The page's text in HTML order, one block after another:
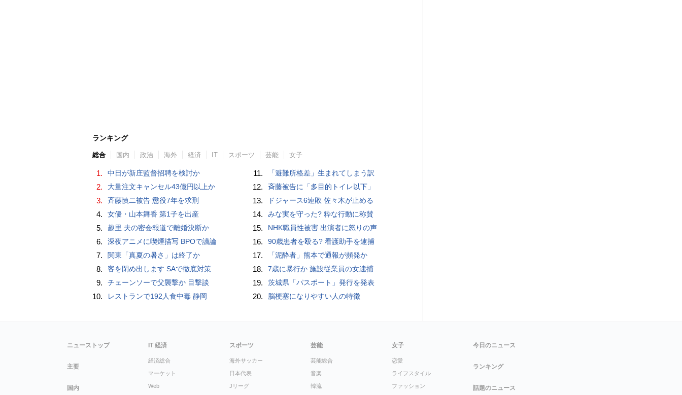
ランキング
総合 国内 政治 海外 経済 IT スポーツ 芸能 女子
1. 中日が新庄監督招聘を検討か
2. 大量注文キャンセル43億円以上か
3. 斉藤慎二被告 懲役7年を求刑
4. 女優・山本舞香 第1子を出産
5. 趣里 夫の密会報道で離婚決断か
6. 深夜アニメに喫煙描写 BPOで議論
7. 関東「真夏の暑さ」は終了か
8. 客を閉め出します SAで徹底対策
9. チェーンソーで父襲撃か 目撃談
10. レストランで192人食中毒 静岡
11. 「避難所格差」生まれてしまう訳
12. 斉藤被告に「多目的トイレ以下」
13. ドジャース6連敗 佐々木が止める
14. みな実を守った? 粋な行動に称賛
15. NHK職員性被害 出演者に怒りの声
16. 90歳患者を殴る? 看護助手を逮捕
17. 「泥酔者」熊本で通報が頻発か
18. 7歳に暴行か 施設従業員の女逮捕
19. 茨城県「パスポート」発行を発表
20. 脳梗塞になりやすい人の特徴
ニューストップ
主要
国内
IT 経済
経済総合
マーケット
Web
スポーツ
海外サッカー
日本代表
Jリーグ
芸能
芸能総合
音楽
韓流
女子
恋愛
ライフスタイル
ファッション
今日のニュース
ランキング
話題のニュース